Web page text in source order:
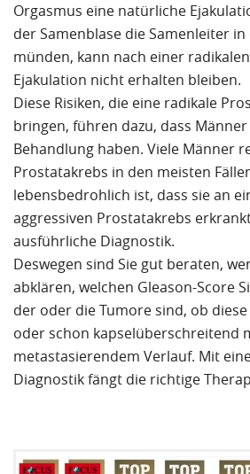
Orgasmus eine natürliche
der Samenblase die Samenleiter
münden, kann nach einer
Ejakulation nicht erhalten bleiben.
Diese Risiken, die eine radikale
bringen, führen dazu, dass
Behandlung haben. Viele Männer
Prostatakrebs in den meisten
lebensbedrohlich ist, dass sie an
aggressiven Prostatakrebs
ausführliche Diagnostik.
Deswegen sind Sie gut beraten,
abklären, welchen Gleason-Score
der oder die Tumore sind, ob
oder schon kapselüberschreitend
metastasierendem Verlauf. Mit
Diagnostik fängt die richtige